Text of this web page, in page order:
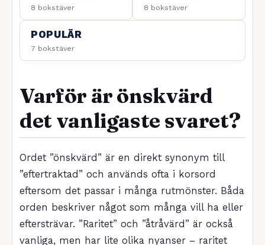
8 bokstäver 8 bokstäver
POPULÄR
7 bokstäver
Varför är önskvärd
det vanligaste svaret?
Ordet ”önskvärd” är en direkt synonym till
”eftertraktad” och används ofta i korsord
eftersom det passar i många rutmönster. Båda
orden beskriver något som många vill ha eller
eftersträvar. ”Raritet” och ”åtråvärd” är också
vanliga, men har lite olika nyanser – raritet